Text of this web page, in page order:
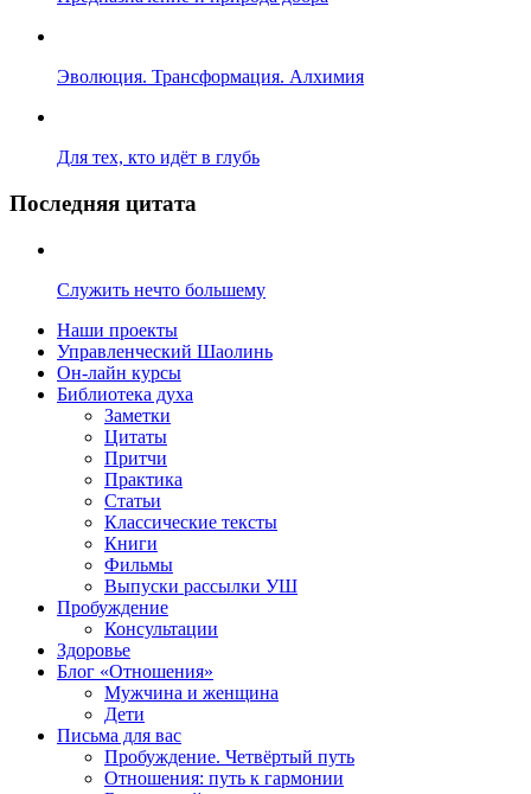
Эволюция. Трансформация. Алхимия
Для тех, кто идёт в глубь
Последняя цитата
Служить нечто большему
Наши проекты
Управленческий Шаолинь
Он-лайн курсы
Библиотека духа
Заметки
Цитаты
Притчи
Практика
Статьи
Классические тексты
Книги
Фильмы
Выпуски рассылки УШ
Пробуждение
Консультации
Здоровье
Блог «Отношения»
Мужчина и женщина
Дети
Письма для вас
Пробуждение. Четвёртый путь
Отношения: путь к гармонии